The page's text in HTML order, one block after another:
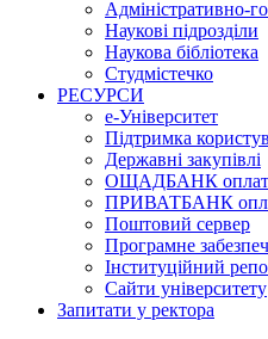
Адміністративно-
Наукові підрозділи
Наукова бібліотека
Студмістечко
РЕСУРСИ
е-Університет
Підтримка
Державні закупівлі
ОЩАДБАНК
ПРИВАТБАНК
Поштовий сервер
Програмне
Інституційний
Сайти університету
Запитати у ректора